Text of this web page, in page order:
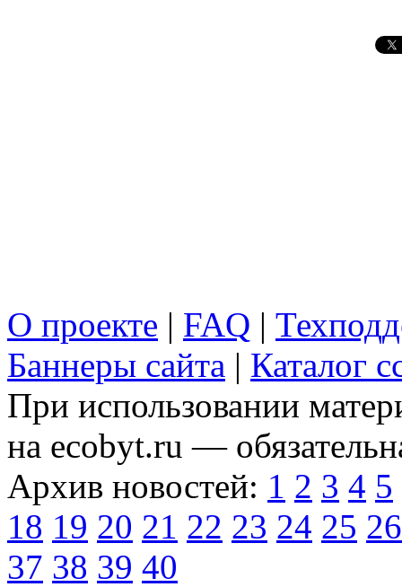
О проекте | FAQ |
Баннеры сайта | Каталог
При использовании
на ecobyt.ru —
Архив новостей: 1 2 3 4 5
18 19 20 21 22 23 24 25 26
37 38 39 40